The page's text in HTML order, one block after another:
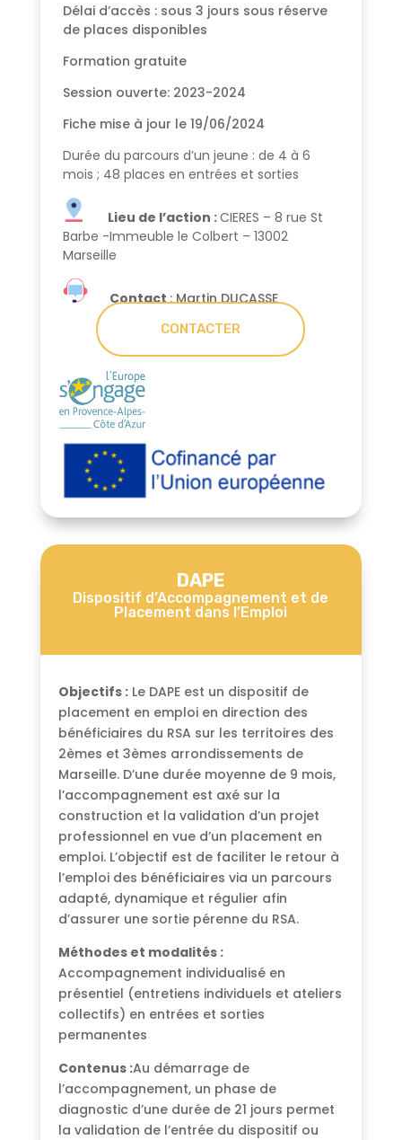
Délai d’accès : sous 3 jours sous réserve
de places disponibles
Formation gratuite
Session ouverte: 2023-2024
Fiche mise à jour le 19/06/2024
Durée du parcours d’un jeune : de 4 à 6
mois ; 48 places en entrées et sorties
Lieu de l’action :CIERES – 8 rue St
Barbe -Immeuble le Colbert – 13002
Marseille
Contact: Martin DUCASSE
CONTACTER
DAPE
Dispositif d’Accompagnement et de
Placement dans l’Emploi
Objectifs : Le DAPE est un dispositif de
placement en emploi en direction des
bénéficiaires du RSA sur les territoires des
2èmes et 3èmes arrondissements de
Marseille. D’une durée moyenne de 9 mois,
l’accompagnement est axé sur la
construction et la validation d’un projet
professionnel en vue d’un placement en
emploi. L’objectif est de faciliter le retour à
l’emploi des bénéficiaires via un parcours
adapté, dynamique et régulier afin
d’assurer une sortie pérenne du RSA.
Méthodes et modalités :
Accompagnement individualisé en
présentiel (entretiens individuels et ateliers
collectifs) en entrées et sorties
permanentes
Contenus :Au démarrage de
l’accompagnement, un phase de
diagnostic d’une durée de 21 jours permet
la validation de l’entrée du dispositif ou